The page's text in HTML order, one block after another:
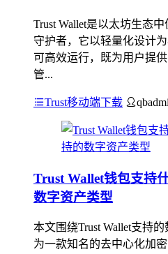
Trust Wallet是以太坊生态
守护者，它以轻量化设计
可高效运行，既为用户提
管...
Trust移动端下载
Trust Wallet钱包支持
数字资产类型
本文围绕Trust Wallet支持
为一款知名的去中心化加